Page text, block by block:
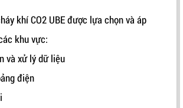
khí CO2 UBE được lựa chọn và áp
khu vực:
và xử lý dữ liệu
điện